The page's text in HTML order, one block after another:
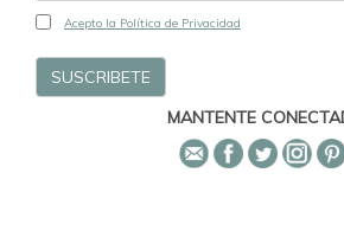
Acepto la Política de Privacidad
MANTENTE